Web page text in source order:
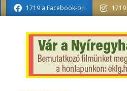
1719 a Facebook-on